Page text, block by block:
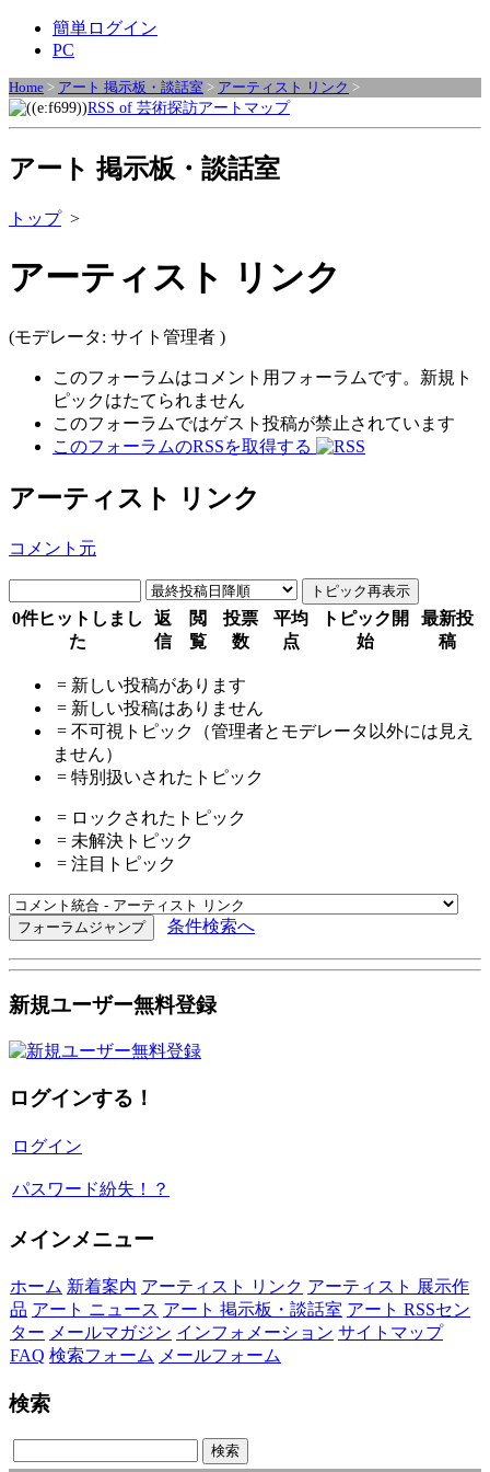
簡単ログイン
PC
Home > アート 掲示板・談話室 > アーティスト リンク >
RSS of 芸術探訪アートマップ
アート 掲示板・談話室
トップ>
アーティスト リンク
(モデレータ: サイト管理者 )
このフォーラムはコメント用フォーラムです。新規ト
ピックはたてられません
このフォーラムではゲスト投稿が禁止されています
このフォーラムのRSSを取得する
アーティスト リンク
コメント元
0件ヒットしまし
た
返
信
閲
覧
投票
数
平均
点
トピック開
始
最新投
稿
= 新しい投稿があります
= 新しい投稿はありません
= 不可視トピック（管理者とモデレータ以外には見え
ません）
= 特別扱いされたトピック
= ロックされたトピック
= 未解決トピック
= 注目トピック
条件検索へ
新規ユーザー無料登録
ログインする！
ログイン
パスワード紛失！？
メインメニュー
ホーム 新着案内 アーティスト リンク アーティスト 展示作
品 アート ニュース アート 掲示板・談話室 アート RSSセン
ター メールマガジン インフォメーション サイトマップ
FAQ 検索フォーム メールフォーム
検索